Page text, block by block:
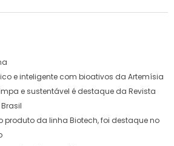
e inteligente com bioativos da Artemísia
e sustentável é destaque da Revista
produto da linha Biotech, foi destaque no